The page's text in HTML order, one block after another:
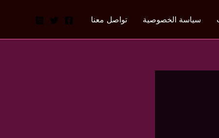
سياسة الخصوصية تواصل معنا